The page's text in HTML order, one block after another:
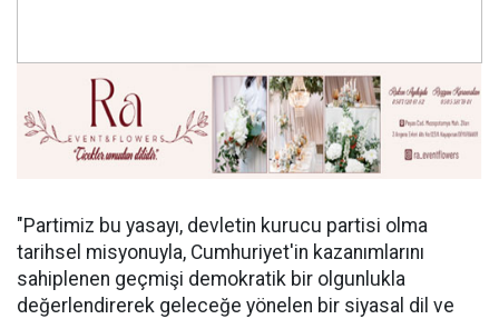
"Partimiz bu yasayı, devletin kurucu partisi olma
tarihsel misyonuyla, Cumhuriyet'in kazanımlarını
sahiplenen geçmişi demokratik bir olgunlukla
değerlendirerek geleceğe yönelen bir siyasal dil ve